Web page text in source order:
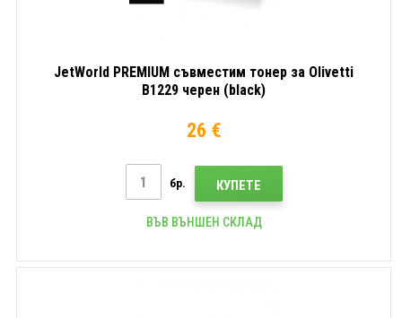
JetWorld PREMIUM съвместим тонер за Olivetti
B1229 черен (black)
26 €
бр. КУПЕТЕ
ВЪВ ВЪНШЕН СКЛАД